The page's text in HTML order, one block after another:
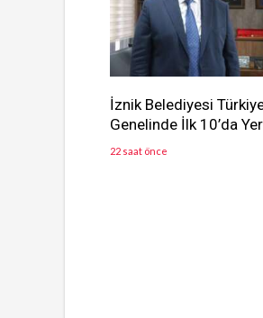
İznik Belediyesi
Genelinde İlk 10’da
22 saat önce